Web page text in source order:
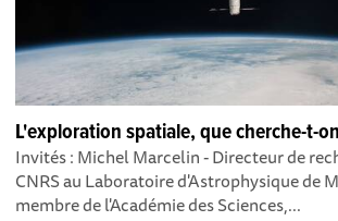
L'exploration spatiale, que cherche-t-
Invités : Michel Marcelin - Directeur de
CNRS au Laboratoire d'Astrophysique de
membre de l'Académie des Sciences,...